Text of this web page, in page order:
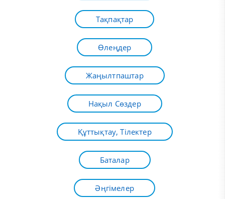
Тақпақтар
Өлеңдер
Жаңылтпаштар
Нақыл Сөздер
Құттықтау, Тілектер
Баталар
Әңгімелер